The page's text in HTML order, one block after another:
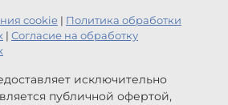
cookie | Политика обработки
| Согласие на обработку
исключительно
публичной офертой,